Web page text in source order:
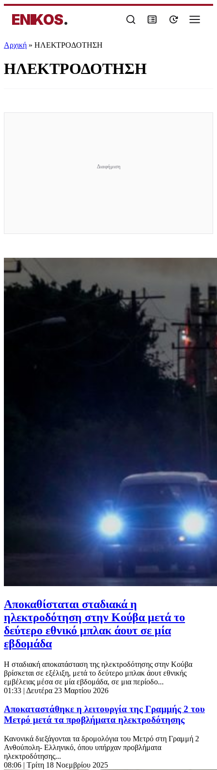
ENIKOS.
Αρχική » ΗΛΕΚΤΡΟΔΟΤΗΣΗ
ΗΛΕΚΤΡΟΔΟΤΗΣΗ
Αποκαθίσταται σταδιακά η
ηλεκτροδότηση στην Κούβα μετά το
δεύτερο εθνικό μπλακ άουτ σε μία
εβδομάδα
Η σταδιακή αποκατάσταση της ηλεκτροδότησης στην Κούβα
βρίσκεται σε εξέλιξη, μετά το δεύτερο μπλακ άουτ εθνικής
εμβέλειας μέσα σε μία εβδομάδα, σε μια περίοδο...
01:33 | Δευτέρα 23 Μαρτίου 2026
Αποκαταστάθηκε η λειτουργία της Γραμμής 2 του
Μετρό μετά τα προβλήματα ηλεκτροδότησης
Κανονικά διεξάγονται τα δρομολόγια του Μετρό στη Γραμμή 2
Ανθούπολη- Ελληνικό, όπου υπήρχαν προβλήματα
ηλεκτροδότησης...
08:06 | Τρίτη 18 Νοεμβρίου 2025